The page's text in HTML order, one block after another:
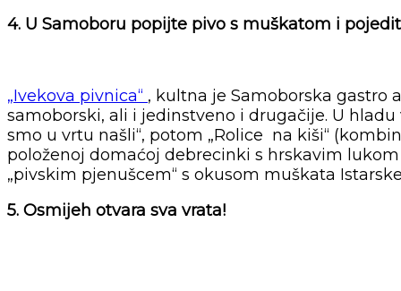
4. U Samoboru popijte pivo s muškatom i
„Ivekova pivnica“ , kultna je Samoborska gastro
samoborski, ali i jedinstveno i drugačije. U
smo u vrtu našli“, potom „Rolice na kiši“
položenoj domaćoj debrecinki s hrskavim
„pivskim pjenušcem“ s okusom muškata
5. Osmijeh otvara sva vrata!